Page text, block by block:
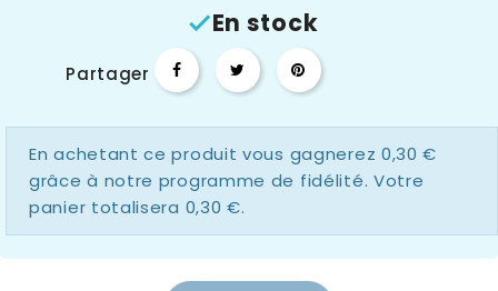
En stock
Partager
En achetant ce produit vous gagnerez 0,30 €
grâce à notre programme de fidélité. Votre
panier totalisera 0,30 €.